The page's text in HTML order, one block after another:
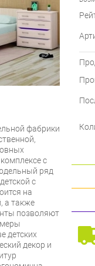
фабрики
с
ряд
с
на
а также
позволяют
детских
декор и